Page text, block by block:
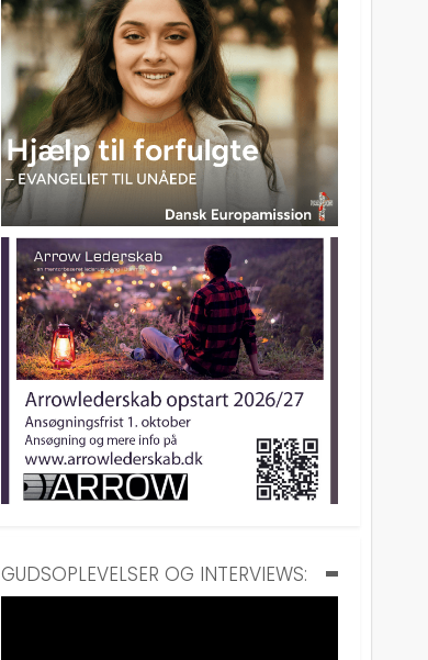
GUDSOPLEVELSER OG INTERVIEWS: